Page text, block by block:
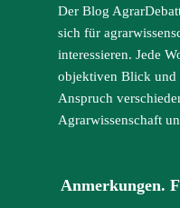
Der Blog
sich für
interessieren. Jede
objektiven Blick und
Anspruch
Agrarwissenschaft
Anmerkungen.